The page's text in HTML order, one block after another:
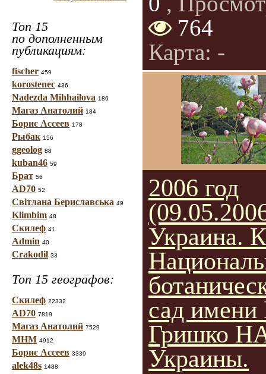
Топ 15
по дополненным
публикациям:
fischer 459
korostenec 436
Nadezda Mihhailova 186
Магаз Анатолий 184
Борис Ассеев 178
Рыбак 156
ggeolog 88
kuban46 59
Брат 56
AD70 52
Світлана Бериславська 49
Klimbim 48
Скилеф 41
Admin 40
Crakodil 33
Топ 15 географов:
Скилеф 22332
AD70 7819
Магаз Анатолий 7529
МНМ 4912
Борис Ассеев 3339
alek48s 1488
764
Карта: -
2006 год
Украина.
сад
Гришко
Украины.